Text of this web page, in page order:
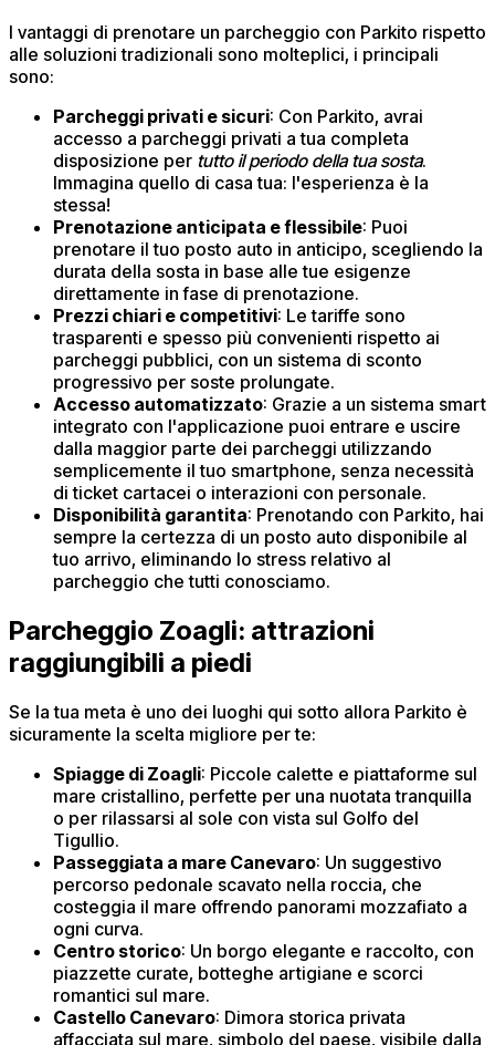
I vantaggi di prenotare un parcheggio con Parkito rispetto
alle soluzioni tradizionali sono molteplici, i principali
sono:
Parcheggi privati e sicuri: Con Parkito, avrai
accesso a parcheggi privati a tua completa
disposizione per tutto il periodo della tua sosta.
Immagina quello di casa tua: l'esperienza è la
stessa!
Prenotazione anticipata e flessibile: Puoi
prenotare il tuo posto auto in anticipo, scegliendo la
durata della sosta in base alle tue esigenze
direttamente in fase di prenotazione.
Prezzi chiari e competitivi: Le tariffe sono
trasparenti e spesso più convenienti rispetto ai
parcheggi pubblici, con un sistema di sconto
progressivo per soste prolungate.​
Accesso automatizzato: Grazie a un sistema smart
integrato con l'applicazione puoi entrare e uscire
dalla maggior parte dei parcheggi utilizzando
semplicemente il tuo smartphone, senza necessità
di ticket cartacei o interazioni con personale.​
Disponibilità garantita: Prenotando con Parkito, hai
sempre la certezza di un posto auto disponibile al
tuo arrivo, eliminando lo stress relativo al
parcheggio che tutti conosciamo.
Parcheggio Zoagli: attrazioni
raggiungibili a piedi
Se la tua meta è uno dei luoghi qui sotto allora Parkito è
sicuramente la scelta migliore per te:
Spiagge di Zoagli: Piccole calette e piattaforme sul
mare cristallino, perfette per una nuotata tranquilla
o per rilassarsi al sole con vista sul Golfo del
Tigullio.
Passeggiata a mare Canevaro: Un suggestivo
percorso pedonale scavato nella roccia, che
costeggia il mare offrendo panorami mozzafiato a
ogni curva.
Centro storico: Un borgo elegante e raccolto, con
piazzette curate, botteghe artigiane e scorci
romantici sul mare.
Castello Canevaro: Dimora storica privata
affacciata sul mare, simbolo del paese, visibile dalla